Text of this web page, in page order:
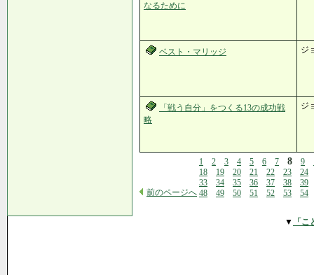
なるために
ベスト・マリッジ ジ
「戦う自分」をつくる13の成功戦
略
ジ
前のページへ
1 2 3 4 5 6 7 8 9
18
19 20 21 22 23
24
33
34 35 36 37 38
39
48
49 50 51 52 53 54
▼ 「